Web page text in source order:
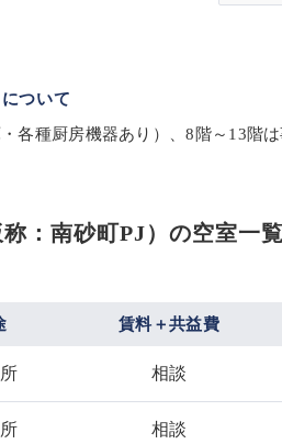
ついて
各種厨房機器あり）、8階～13階
：南砂町PJ）の空室一覧
賃料＋共益費
相談
相談